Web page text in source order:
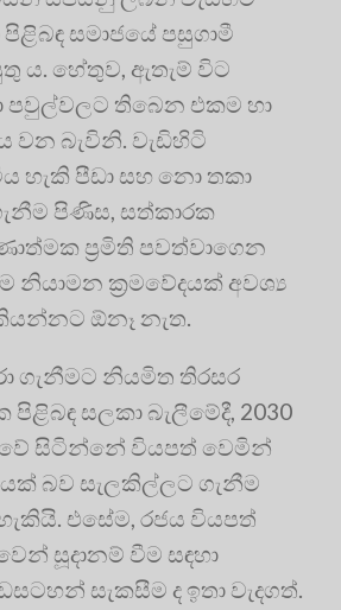
සමාජයේ පසුගාමී
ය. හේතුව, ඇතැම් විට
පවුල්වලට තිබෙන එකම හා
වන බැවිනි. වැඩිහිටි
හැකි පීඩා සහ නො තකා
පිණිස, සත්කාරක
ප්‍ර‍මිති පවත්වාගෙන
නියාමන ක්‍ර‍මවේදයක් අවශ්‍ය
ඕනෑ නැත.
ගැනීමට නියමිත තිරසර
සලකා බැලීමේදී, 2030
සිටින්නේ වියපත් වෙමින්
බව සැලකිල්ලට ගැනීම
එසේම, රජය වියපත්
සූදානම් වීම සඳහා
සැකසීම ද ඉතා වැදගත්.